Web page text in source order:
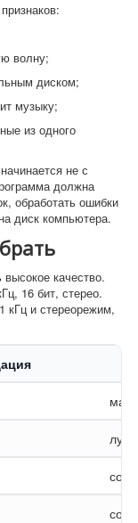
волну;
диском;
музыку;
из одного
не с
должна
обработать ошибки
диск компьютера.
качество.
16 бит, стерео.
кГц и стереорежим,